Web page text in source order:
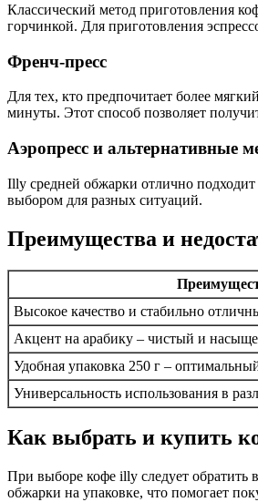
Классический метод приготовления
горчинкой. Для приготовления
Френч-пресс
Для тех, кто предпочитает более
минуты. Этот способ позволяет
Аэропресс и альтернативные
Illy средней обжарки отлично
выбором для разных ситуаций.
Преимущества и
Высокое качество и стабильно
Акцент на арабику – чистый и
Удобная упаковка 250 г –
Универсальность использования в
Как выбрать и купить
При выборе кофе illy следует обратить
обжарки на упаковке, что помогает